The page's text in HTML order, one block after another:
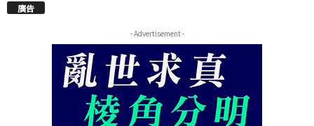
廣告
- Advertisement -